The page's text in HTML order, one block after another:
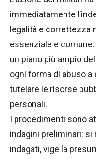
immediatamente
legalità e correttezza
essenziale e
un piano più ampio
ogni forma di abuso a
tutelare le risorse
personali.
I procedimenti sono
indagini preliminari: si
indagati, vige la